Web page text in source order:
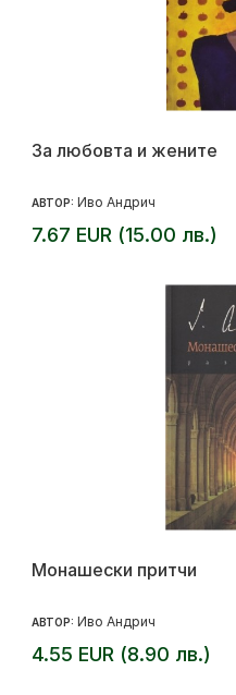
За любовта и жените
АВТОР: Иво Андрич
7.67 EUR (15.00 лв.)
Монашески притчи
АВТОР: Иво Андрич
4.55 EUR (8.90 лв.)